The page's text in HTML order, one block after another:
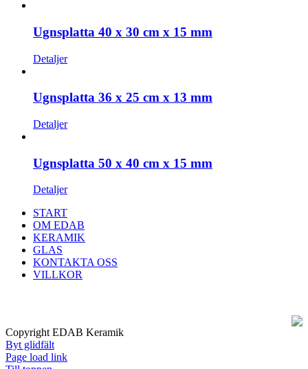
Ugnsplatta 40 x 30 cm x 15 mm
Detaljer
Ugnsplatta 36 x 25 cm x 13 mm
Detaljer
Ugnsplatta 50 x 40 cm x 15 mm
Detaljer
START
OM EDAB
KERAMIK
GLAS
KONTAKTA OSS
VILLKOR
Copyright EDAB Keramik
Byt glidfält
Page load link